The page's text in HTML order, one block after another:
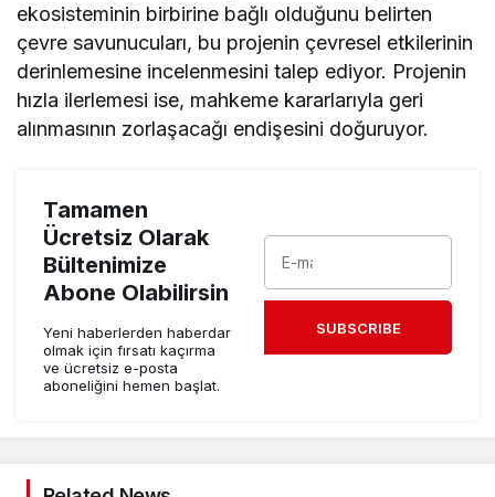
ekosisteminin birbirine bağlı olduğunu belirten
çevre savunucuları, bu projenin çevresel etkilerinin
derinlemesine incelenmesini talep ediyor. Projenin
hızla ilerlemesi ise, mahkeme kararlarıyla geri
alınmasının zorlaşacağı endişesini doğuruyor.
Tamamen
Ücretsiz Olarak
Bültenimize
Abone Olabilirsin
Yeni haberlerden haberdar
olmak için fırsatı kaçırma
ve ücretsiz e-posta
aboneliğini hemen başlat.
SUBSCRIBE